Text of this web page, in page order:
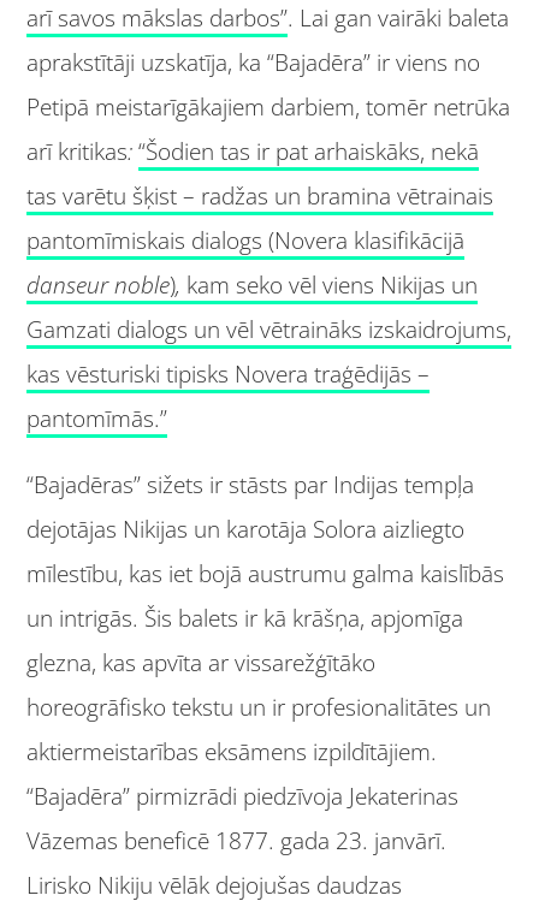
arī savos mākslas darbos”. Lai gan vairāki baleta
aprakstītāji uzskatīja, ka “Bajadēra” ir viens no
Petipā meistarīgākajiem darbiem, tomēr netrūka
arī kritikas:“Šodien tas ir pat arhaiskāks, nekā
tas varētu šķist – radžas un bramina vētrainais
pantomīmiskais dialogs (Novera klasifikācijā
danseur noble), kam seko vēl viens Nikijas un
Gamzati dialogs un vēl vētraināks izskaidrojums,
kas vēsturiski tipisks Novera traģēdijās –
pantomīmās.”
“Bajadēras” sižets ir stāsts par Indijas tempļa
dejotājas Nikijas un karotāja Solora aizliegto
mīlestību, kas iet bojā austrumu galma kaislībās
un intrigās. Šis balets ir kā krāšņa, apjomīga
glezna, kas apvīta ar vissarežģītāko
horeogrāfisko tekstu un ir profesionalitātes un
aktiermeistarības eksāmens izpildītājiem.
“Bajadēra” pirmizrādi piedzīvoja Jekaterinas
Vāzemas beneficē 1877. gada 23. janvārī.
Lirisko Nikiju vēlāk dejojušas daudzas